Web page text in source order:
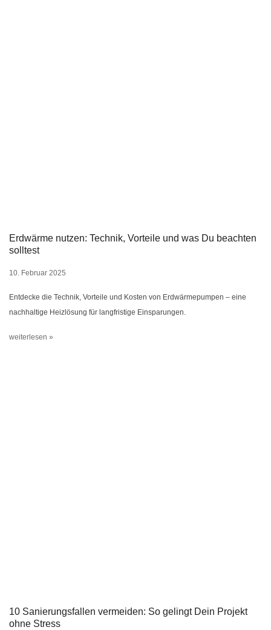
Erdwärme nutzen: Technik, Vorteile und was Du beachten
solltest
10. Februar 2025
Entdecke die Technik, Vorteile und Kosten von Erdwärmepumpen – eine
nachhaltige Heizlösung für langfristige Einsparungen.
weiterlesen »
10 Sanierungsfallen vermeiden: So gelingt Dein Projekt
ohne Stress